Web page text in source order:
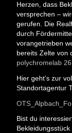
Herzen, dass
versprechen –
gerufen. Die
durch
vorangetrieben
bereits Zelte von
polychromelab
Hier geht’s zur
Standortagentur
Bist du